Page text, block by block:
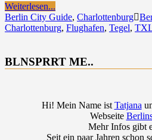
Weiterlesen...
Berlin City Guide, Charlottenburg
Charlottenburg, Flughafen, Tegel,
BLNSPRRT ME..
Hi! Mein Name ist Tatjana
Webseite
Mehr Infos gibt
Seit ein paar Jahren schon